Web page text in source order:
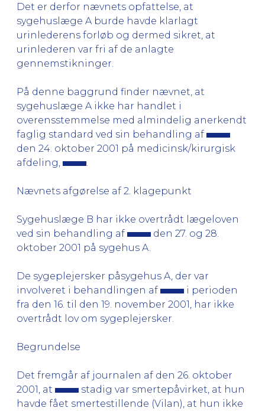
Det er derfor nævnets opfattelse, at
sygehuslæge A burde havde klarlagt
urinlederens forløb og dermed sikret, at
urinlederen var fri af de anlagte
gennemstikninger.
På denne baggrund finder nævnet, at
sygehuslæge A ikke har handlet i
overensstemmelse med almindelig anerkendt
faglig standard ved sin behandling af
den 24. oktober 2001 på medicinsk/kirurgisk
afdeling,
Nævnets afgørelse af 2. klagepunkt
Sygehuslæge B har ikke overtrådt lægeloven
ved sin behandling af
den 27. og 28.
oktober 2001 på sygehus A.
De sygeplejersker påsygehus A, der var
involveret i behandlingen af
i perioden
fra den 16. til den 19. november 2001, har ikke
overtrådt lov om sygeplejersker.
Begrundelse
Det fremgår af journalen af den 26. oktober
2001, at
stadig var smertepåvirket, at hun
havde fået smertestillende (Vilan), at hun ikke